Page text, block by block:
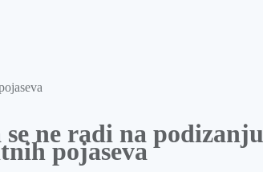
se ne radi na podizanju
pojaseva